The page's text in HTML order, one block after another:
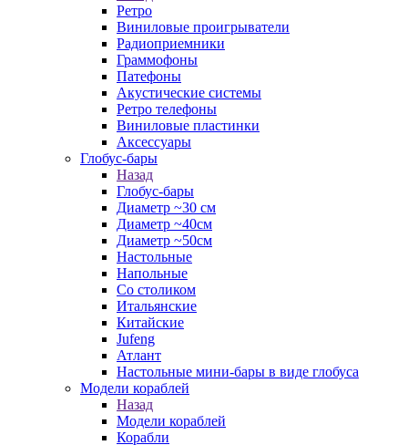
Ретро
Виниловые проигрыватели
Радиоприемники
Граммофоны
Патефоны
Акустические системы
Ретро телефоны
Виниловые пластинки
Аксессуары
Глобус-бары
Назад
Глобус-бары
Диаметр ~30 см
Диаметр ~40см
Диаметр ~50см
Настольные
Напольные
Со столиком
Итальянские
Китайские
Jufeng
Атлант
Настольные мини-бары в виде глобуса
Модели кораблей
Назад
Модели кораблей
Корабли